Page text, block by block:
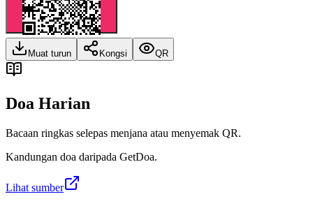
Muat turun Kongsi QR
Doa Harian
Bacaan ringkas selepas menjana atau menyemak QR.
Kandungan doa daripada GetDoa.
Lihat sumber